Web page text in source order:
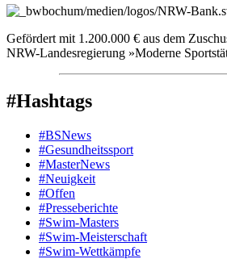
Gefördert mit 1.200.000 € aus dem
NRW-Landesregierung »Moderne
#Hashtags
#BSNews
#Gesundheitssport
#MasterNews
#Neuigkeit
#Offen
#Presse­berichte
#Swim-Masters
#Swim-Meister­schaft
#Swim-Wett­kämpfe